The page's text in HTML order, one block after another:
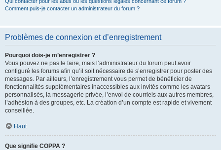
Comment puis-je contacter un administrateur du forum ?
Problèmes de connexion et d’enregistrement
Pourquoi dois-je m’enregistrer ?
Vous pouvez ne pas le faire, mais l’administrateur du forum peut avoir
configuré les forums afin qu’il soit nécessaire de s’enregistrer pour poster des
messages. Par ailleurs, l’enregistrement vous permet de bénéficier de
fonctionnalités supplémentaires inaccessibles aux invités comme les avatars
personnalisés, la messagerie privée, l’envoi de courriels aux autres membres,
l’adhésion à des groupes, etc. La création d’un compte est rapide et vivement
conseillée.
Haut
Que signifie COPPA ?